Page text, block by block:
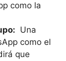
como la
⁢ Una
como el
que